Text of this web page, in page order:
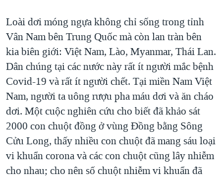
Loài dơi móng ngựa không chỉ sống trong tỉnh
Vân Nam bên Trung Quốc mà còn lan tràn bên
kia biên giới: Việt Nam, Lào, Myanmar, Thái Lan.
Dân chúng tại các nước này rất ít người mắc bệnh
Covid-19 và rất ít người chết. Tại miền Nam Việt
Nam, người ta uông rượu pha máu dơi và ăn cháo
dơi. Một cuộc nghiên cứu cho biết đã khảo sát
2000 con chuột đồng ở vùng Đồng bằng Sông
Cửu Long, thấy nhiều con chuột đã mang sáu loại
vi khuẩn corona và các con chuột cũng lây nhiễm
cho nhau; cho nên số chuột nhiễm vi khuẩn đã